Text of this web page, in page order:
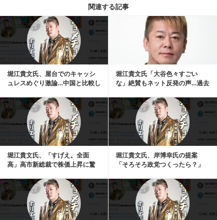
関連する記事
堀江貴文氏、屋台でのキャッシ
ュレスめぐり激論…中国と比較し
堀江貴文氏「大谷色々すごい
な」絶賛もネット反発の声…過去
記事を読む
堀江貴文氏、「すげえ。全面
高」高市新総裁で株価上昇に驚
堀江貴文氏、岸博幸氏の提案
「そろそろ政党つくったら？」
記事を読む
記事を読む